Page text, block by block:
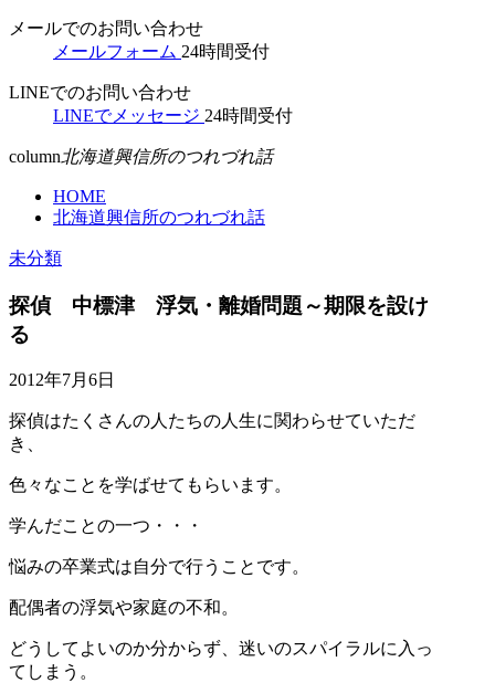
メールでのお問い合わせ
メールフォーム 24時間受付
LINEでのお問い合わせ
LINEでメッセージ 24時間受付
column北海道興信所のつれづれ話
HOME
北海道興信所のつれづれ話
未分類
探偵 中標津 浮気・離婚問題～期限を設け
る
2012年7月6日
探偵はたくさんの人たちの人生に関わらせていただ
き、
色々なことを学ばせてもらいます。
学んだことの一つ・・・
悩みの卒業式は自分で行うことです。
配偶者の浮気や家庭の不和。
どうしてよいのか分からず、迷いのスパイラルに入っ
てしまう。